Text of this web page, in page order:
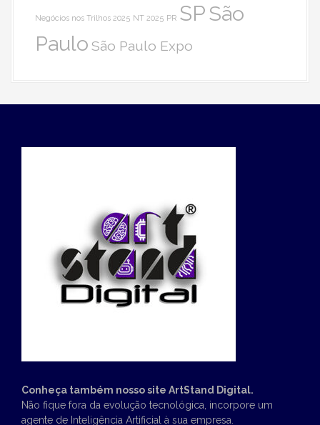
Negócios nos Trilhos 2025 NT 2025 PR SPSão
Paulo São Paulo Expo
Conheça também nosso site ArtStand Digital.
Não fique fora da evolução tecnológica, incorpore um
agente de Inteligência Artificial à sua empresa.